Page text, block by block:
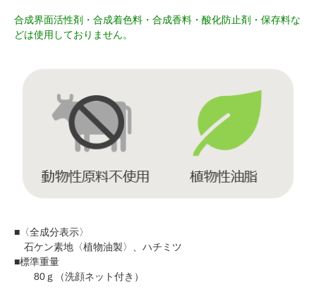
合成界面活性剤・合成着色料・合成香料・酸化防止剤・保存料な
どは使用しておりません。
■〈全成分表示〉
石ケン素地〈植物油製〉、ハチミツ
■標準重量
80ｇ（洗顔ネット付き）